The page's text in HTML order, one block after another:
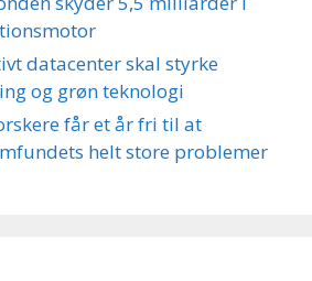
datacenter skal styrke
og grøn teknologi
får et år fri til at
helt store problemer